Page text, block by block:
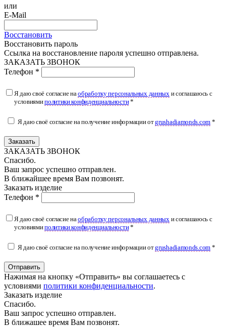
или
E-Mail
Восстановить
Восстановить пароль
Ссылка на восстановление пароля успешно отправлена.
ЗАКАЗАТЬ ЗВОНОК
Телефон *
Я даю своё согласие наобработку персональных данныхи соглашаюсь с
условиямиполитики конфиденциальности*
Я даю своё согласие на получение информации отgrushadiamonds.com *
Заказать
ЗАКАЗАТЬ ЗВОНОК
Спасибо.
Ваш запрос успешно отправлен.
В ближайшее время Вам позвонят.
Заказать изделие
Телефон *
Я даю своё согласие наобработку персональных данныхи соглашаюсь с
условиямиполитики конфиденциальности*
Я даю своё согласие на получение информации отgrushadiamonds.com *
Отправить
Нажимая на кнопку «Отправить» вы соглашаетесь с
условиями политики конфиденциальности.
Заказать изделие
Спасибо.
Ваш запрос успешно отправлен.
В ближашее время Вам позвонят.